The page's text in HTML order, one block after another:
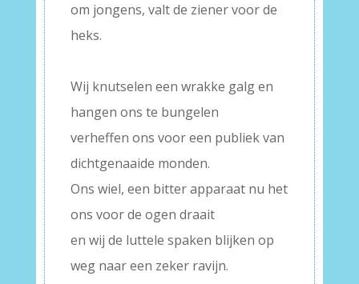
om jongens, valt de ziener voor de
heks.
Wij knutselen een wrakke galg en
hangen ons te bungelen
verheffen ons voor een publiek van
dichtgenaaide monden.
Ons wiel, een bitter apparaat nu het
ons voor de ogen draait
en wij de luttele spaken blijken op
weg naar een zeker ravijn.